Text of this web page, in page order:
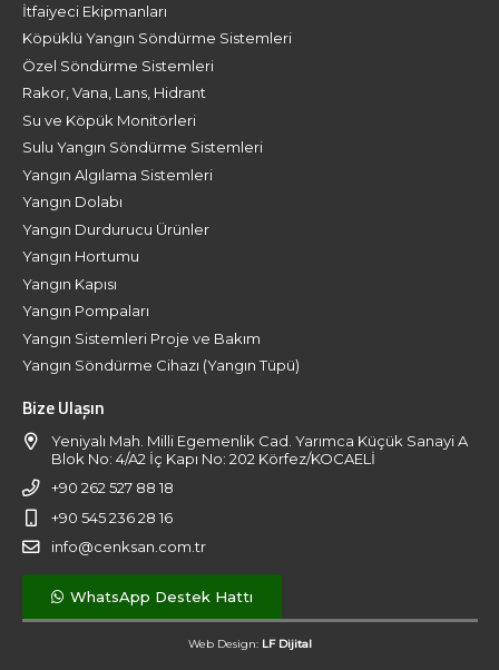
İtfaiyeci Ekipmanları
Köpüklü Yangın Söndürme Sistemleri
Özel Söndürme Sistemleri
Rakor, Vana, Lans, Hidrant
Su ve Köpük Monitörleri
Sulu Yangın Söndürme Sistemleri
Yangın Algılama Sistemleri
Yangın Dolabı
Yangın Durdurucu Ürünler
Yangın Hortumu
Yangın Kapısı
Yangın Pompaları
Yangın Sistemleri Proje ve Bakım
Yangın Söndürme Cihazı (Yangın Tüpü)
Bize Ulaşın
Yeniyalı Mah. Milli Egemenlik Cad. Yarımca Küçük Sanayi A
Blok No: 4/A2 İç Kapı No: 202 Körfez/KOCAELİ
+90 262 527 88 18
+90 545 236 28 16
info@cenksan.com.tr
WhatsApp Destek Hattı
Web Design: LF Dijital